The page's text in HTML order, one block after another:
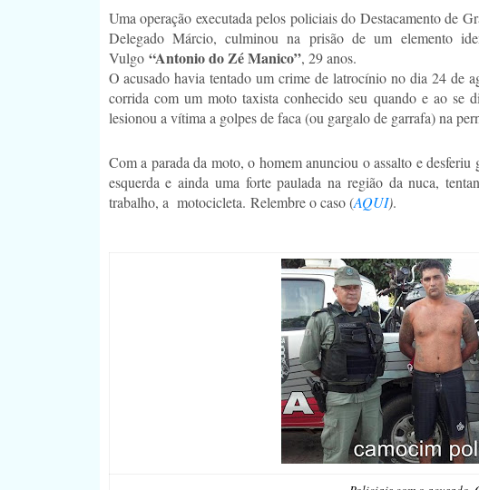
Uma operação executada pelos policiais do Destacamento de
Delegado Márcio, culminou na prisão de um elemento
Vulgo“Antonio do Zé Manico”, 29 anos.
O acusado havia tentado um crime de latrocínio no dia 24 de
corrida com um moto taxista conhecido seu quando e ao se
lesionou a vítima a golpes de faca (ou gargalo de garrafa) na
Com a parada da moto, o homem anunciou o assalto e
esquerda e ainda uma forte paulada na região da nuca,
trabalho, a motocicleta. Relembre o caso (AQUI).